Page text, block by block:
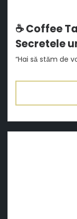
☕ Coffee
Secretele
“Hai să stăm de